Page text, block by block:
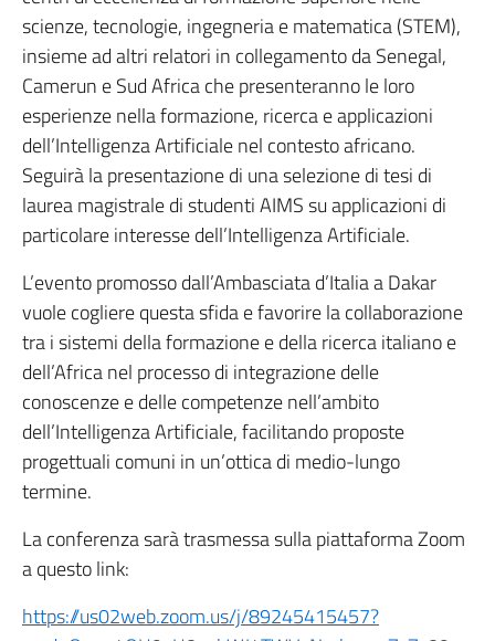
scienze, tecnologie, ingegneria e matematica (STEM),
insieme ad altri relatori in collegamento da Senegal,
Camerun e Sud Africa che presenteranno le loro
esperienze nella formazione, ricerca e applicazioni
dell’Intelligenza Artificiale nel contesto africano.
Seguirà la presentazione di una selezione di tesi di
laurea magistrale di studenti AIMS su applicazioni di
particolare interesse dell’Intelligenza Artificiale.
L’evento promosso dall’Ambasciata d’Italia a Dakar
vuole cogliere questa sfida e favorire la collaborazione
tra i sistemi della formazione e della ricerca italiano e
dell’Africa nel processo di integrazione delle
conoscenze e delle competenze nell’ambito
dell’Intelligenza Artificiale, facilitando proposte
progettuali comuni in un’ottica di medio-lungo
termine.
La conferenza sarà trasmessa sulla piattaforma Zoom
a questo link:
https://us02web.zoom.us/j/89245415457?